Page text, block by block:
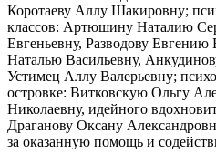
Коротаеву Аллу Шакировну;
классов: Артюшину Наталию
Евгеньевну, Разводову
Наталью Васильевну,
Устимец Аллу Валерьевну;
островке: Витковскую Ольгу
Николаевну, идейного
Драганову Оксану
за оказанную помощь и